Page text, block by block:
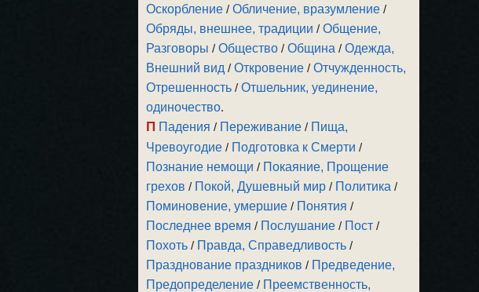
Оскорбление /Обличение, вразумление /
Обряды, внешнее, традиции /Общение,
Разговоры /Общество /Община /Одежда,
Внешний вид /Откровение /Отчужденность,
Отрешенность /Отшельник, уединение,
одиночество.
П Падения / Переживание / Пища,
Чревоугодие / Подготовка к Смерти /
Познание немощи / Покаяние, Прощение
грехов / Покой, Душевный мир / Политика /
Поминовение, умершие / Понятия /
Последнее время / Послушание / Пост /
Похоть / Правда, Справедливость /
Празднование праздников / Предведение,
Предопределение / Преемственность,